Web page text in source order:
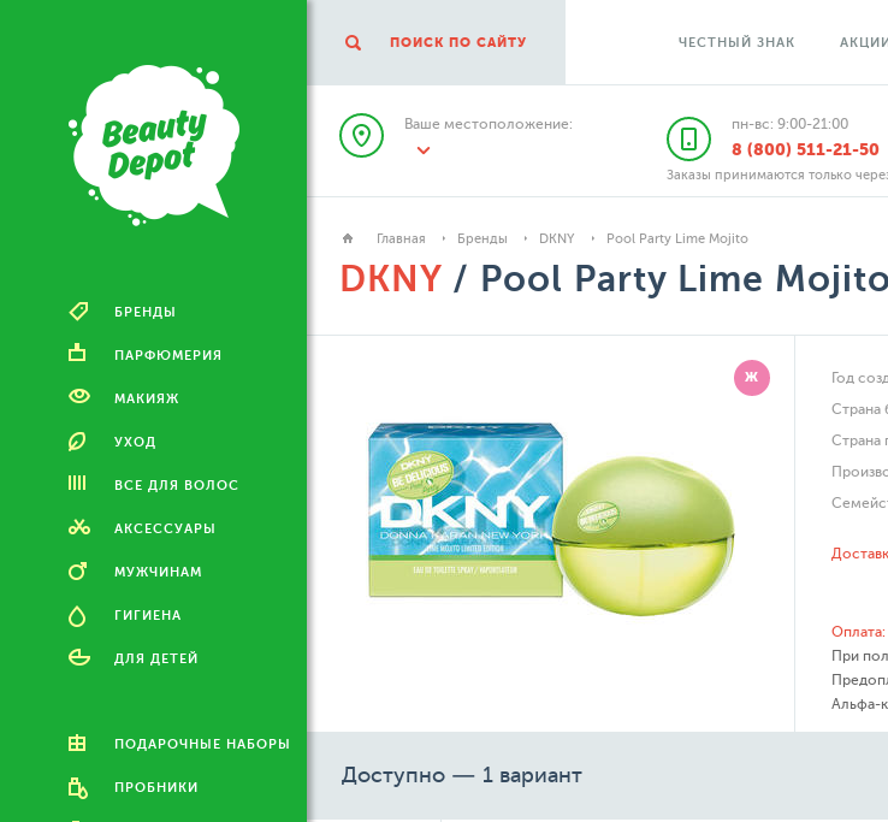
БРЕНДЫ
ПАРФЮМЕРИЯ
МАКИЯЖ
УХОД
ВСЕ ДЛЯ ВОЛОС
АКСЕССУАРЫ
МУЖЧИНАМ
ГИГИЕНА
ДЛЯ ДЕТЕЙ
ПОДАРОЧНЫЕ НАБОРЫ
ПРОБНИКИ
ПОИСК ПО САЙТУ ЧЕСТНЫЙ ЗНАК
Ваше местоположение: пн-вс: 9:00-21:00
8 (800) 511-21-50
Заказы принимаются только
Главная Бренды DKNY Pool Party Lime Mojito
DKNY / Pool Party Lime Mojito
Ж Год
Страна
Страна
Оплата:
При
Альфа-
Доступно — 1 вариант